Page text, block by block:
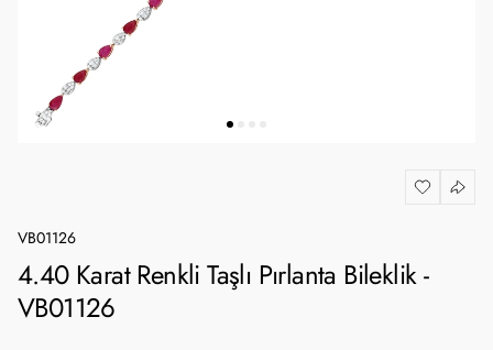
VB01126
4.40 Karat Renkli Taşlı Pırlanta Bileklik -
VB01126